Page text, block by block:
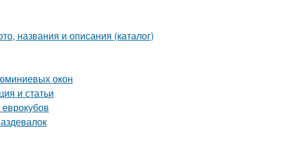
названия и описания (каталог)
окон
и статьи